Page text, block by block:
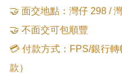
🤝 面交地點：灣仔 298 /
🤝 不面交可包順豐
💳 付款方式：FPS/銀行
款）